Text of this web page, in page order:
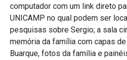
computador com um link direto
UNICAMP no qual podem ser
pesquisas sobre Sergio; a sala
memória da família com capas
Buarque, fotos da família e